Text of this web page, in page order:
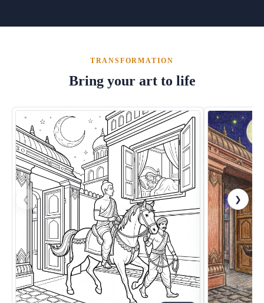
TRANSFORMATION
Bring your art to life
❮ ❯